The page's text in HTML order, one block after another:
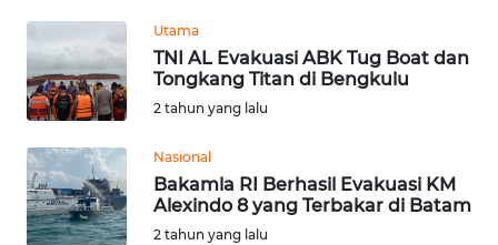
Utama
TNI AL Evakuasi ABK Tug Boat dan
Tongkang Titan di Bengkulu
2 tahun yang lalu
Nasional
Bakamla RI Berhasil Evakuasi KM
Alexindo 8 yang Terbakar di Batam
2 tahun yang lalu
RIAU
WN
WN
JAMBI